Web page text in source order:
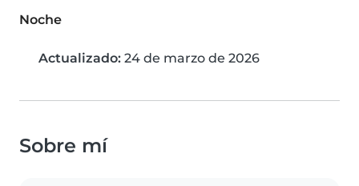
Noche
Actualizado: 24 de marzo de 2026
Sobre mí